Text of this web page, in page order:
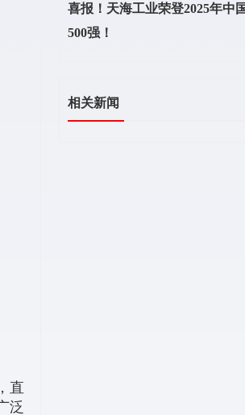
直
泛
喜报！天海工业荣登2025年中
500强！
相关新闻